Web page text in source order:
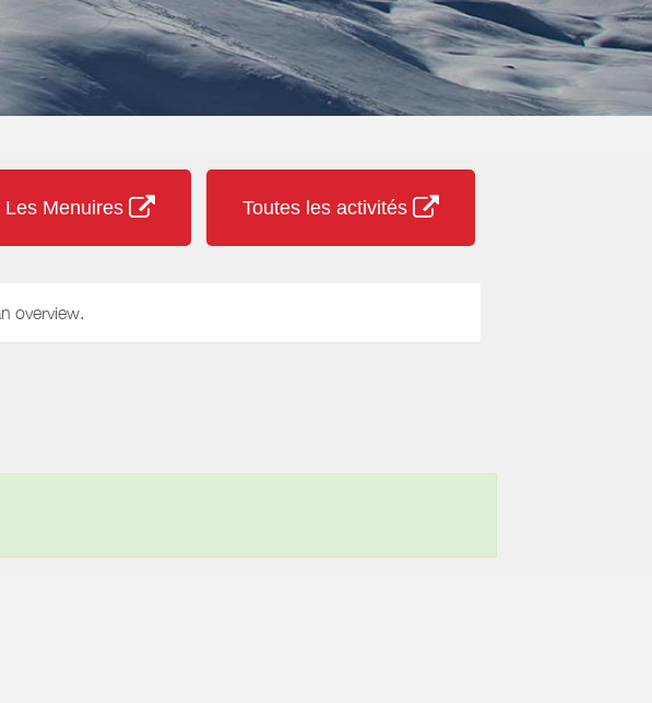
Les Menuires Toutes les activités
overview.